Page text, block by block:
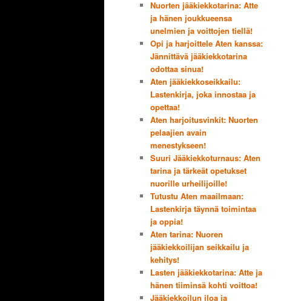
Nuorten jääkiekkotarina: Atte
ja hänen joukkueensa
unelmien ja voittojen tiellä!
Opi ja harjoittele Aten kanssa:
Jännittävä jääkiekkotarina
odottaa sinua!
Aten jääkiekkoseikkailu:
Lastenkirja, joka innostaa ja
opettaa!
Aten harjoitusvinkit: Nuorten
pelaajien avain
menestykseen!
Suuri Jääkiekkoturnaus: Aten
tarina ja tärkeät opetukset
nuorille urheilijoille!
Tutustu Aten maailmaan:
Lastenkirja täynnä toimintaa
ja oppia!
Aten tarina: Nuoren
jääkiekkoilijan seikkailu ja
kehitys!
Lasten jääkiekkotarina: Atte ja
hänen tiiminsä kohti voittoa!
Jääkiekkoilun iloa ja